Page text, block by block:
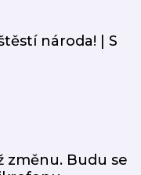
národa! | S
změnu. Budu se